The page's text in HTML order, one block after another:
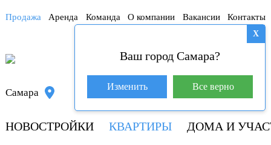
Продажа Аренда Команда О компании Вакансии Контакты
База покупателей (600)
Самара +7 917 145-78-45
НОВОСТРОЙКИ КВАРТИРЫ ДОМА И
X
Ваш город Самара?
Изменить Все верно